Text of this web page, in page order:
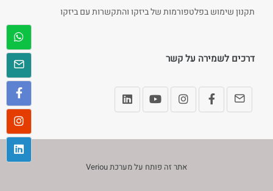
תקנון שימוש בפלטפורמות של ביזקו והתקשרות עם ביזקו
דרכים לשמירה על קשר
אתר זה פותח על מערכתVeriou